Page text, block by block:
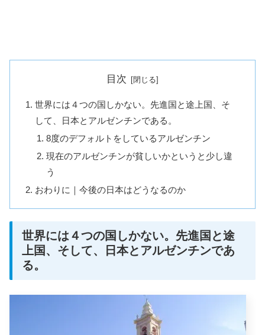
目次
世界には４つの国しかない。先進国と途上国、そ
して、日本とアルゼンチンである。
8度のデフォルトをしているアルゼンチン
現在のアルゼンチンが貧しいかというと少し違
う
おわりに｜今後の日本はどうなるのか
世界には４つの国しかない。先進国と途
上国、そして、日本とアルゼンチンであ
る。